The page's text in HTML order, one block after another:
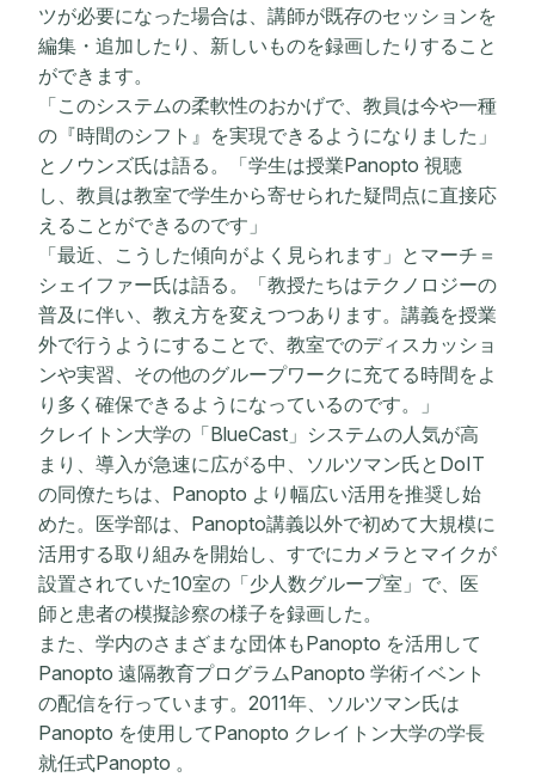
ツが必要になった場合は、講師が既存のセッションを
編集・追加したり、新しいものを録画したりすること
ができます。
「このシステムの柔軟性のおかげで、教員は今や一種
の『時間のシフト』を実現できるようになりました」
とノウンズ氏は語る。「学生は授業Panopto 視聴
し、教員は教室で学生から寄せられた疑問点に直接応
えることができるのです」
「最近、こうした傾向がよく見られます」とマーチ＝
シェイファー氏は語る。「教授たちはテクノロジーの
普及に伴い、教え方を変えつつあります。講義を授業
外で行うようにすることで、教室でのディスカッショ
ンや実習、その他のグループワークに充てる時間をよ
り多く確保できるようになっているのです。」
クレイトン大学の「BlueCast」システムの人気が高
まり、導入が急速に広がる中、ソルツマン氏とDoIT
の同僚たちは、Panopto より幅広い活用を推奨し始
めた。医学部は、Panopto講義以外で初めて大規模に
活用する取り組みを開始し、すでにカメラとマイクが
設置されていた10室の「少人数グループ室」で、医
師と患者の模擬診察の様子を録画した。
また、学内のさまざまな団体もPanopto を活用して
Panopto 遠隔教育プログラムPanopto 学術イベント
の配信を行っています。2011年、ソルツマン氏は
Panopto を使用してPanopto クレイトン大学の学長
就任式Panopto 。